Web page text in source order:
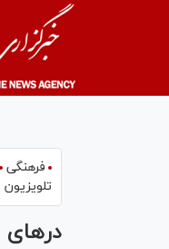
فرهنگی
تلویزیون